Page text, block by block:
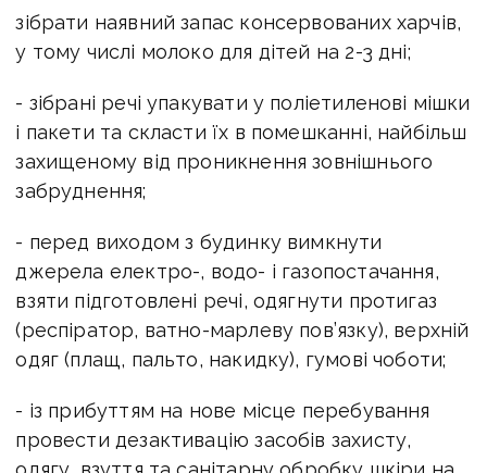
зібрати наявний запас консервованих харчів,
у тому числі молоко для дітей на 2-3 дні;
- зібрані речі упакувати у поліетиленові мішки
і пакети та скласти їх в помешканні, найбільш
захищеному від проникнення зовнішнього
забруднення;
- перед виходом з будинку вимкнути
джерела електро-, водо- і газопостачання,
взяти підготовлені речі, одягнути протигаз
(респіратор, ватно-марлеву пов’язку), верхній
одяг (плащ, пальто, накидку), гумові чоботи;
- із прибуттям на нове місце перебування
провести дезактивацію засобів захисту,